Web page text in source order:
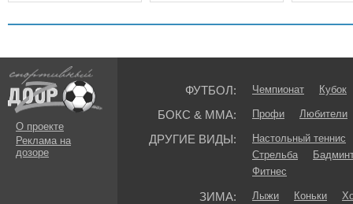
О проекте
Реклама на
дозоре
ФУТБОЛ: Чемпионат Кубок
БОКС & ММА: Профи Любители
ДРУГИЕ ВИДЫ:
Настольный теннис
Стрельба
Фитнес
ЗИМА: Лыжи Коньки